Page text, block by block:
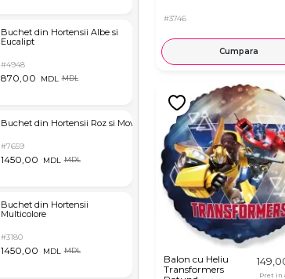
Buchet din Hortensii Albe si
Eucalipt
#4948
870,00 MDL MDL
Buchet din Hortensii Roz si Mov
#7659
1450,00 MDL MDL
Buchet din Hortensii
Multicolore
#3180
1450,00 MDL MDL
#3746
Cumpara
Balon cu Heliu
Transformers
Pret in